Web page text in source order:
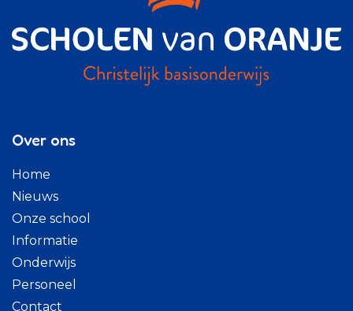
Over ons
Home
Nieuws
Onze school
Informatie
Onderwijs
Personeel
Contact